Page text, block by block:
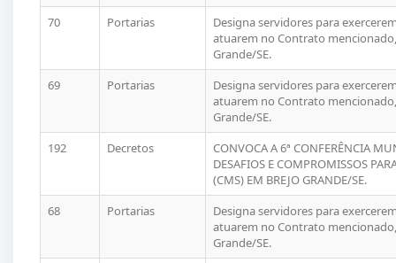
70
Portarias
Designa servidores para
atuarem no Contrato
Grande/SE.
69
Portarias
Designa servidores para
atuarem no Contrato
Grande/SE.
192
Decretos
CONVOCA A 6ª CONFERÊNCIA
DESAFIOS E COMPROMISSOS
(CMS) EM BREJO GRANDE/SE.
68
Portarias
Designa servidores para
atuarem no Contrato
Grande/SE.